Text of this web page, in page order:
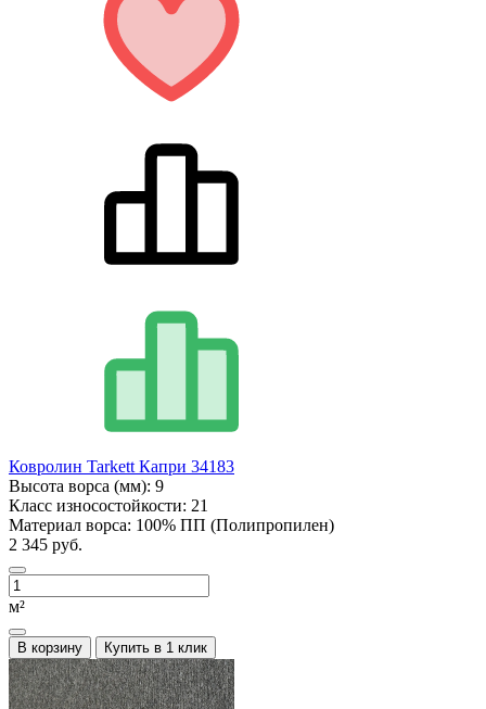
Ковролин Tarkett Капри 34183
Высота ворса (мм): 9
Класс износостойкости: 21
Материал ворса: 100% ПП (Полипропилен)
2 345 руб.
м²
В корзину Купить в 1 клик